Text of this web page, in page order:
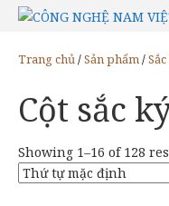
Trang chủ/Sản phẩm/
Cột sắc
Showing 1–16 of 128